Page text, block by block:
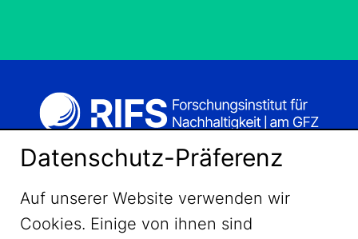
Datenschutz-Präferenz
Auf unserer Website verwenden wir
Cookies. Einige von ihnen sind